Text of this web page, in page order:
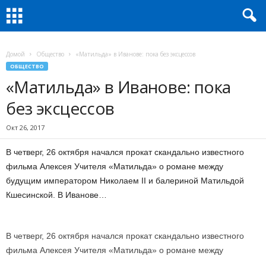
Домой Общество «Матильда» в Иванове: пока без эксцессов
ОБЩЕСТВО
«Матильда» в Иванове: пока
без эксцессов
Окт 26, 2017
В четверг, 26 октября начался прокат скандально известного
фильма Алексея Учителя «Матильда» о романе между
будущим императором Николаем II и балериной Матильдой
Кшесинской. В Иванове…
В четверг, 26 октября начался прокат скандально известного
фильма Алексея Учителя «Матильда» о романе между